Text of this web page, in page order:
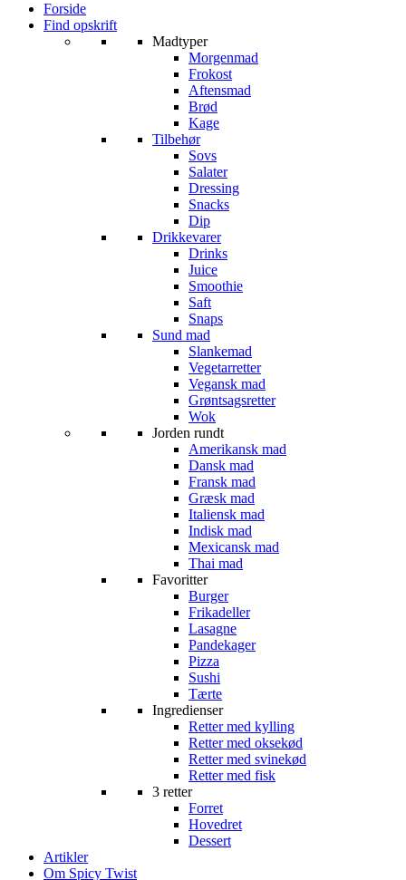
Forside
Find opskrift
Madtyper
Morgenmad
Frokost
Aftensmad
Brød
Kage
Tilbehør
Sovs
Salater
Dressing
Snacks
Dip
Drikkevarer
Drinks
Juice
Smoothie
Saft
Snaps
Sund mad
Slankemad
Vegetarretter
Vegansk mad
Grøntsagsretter
Wok
Jorden rundt
Amerikansk mad
Dansk mad
Fransk mad
Græsk mad
Italiensk mad
Indisk mad
Mexicansk mad
Thai mad
Favoritter
Burger
Frikadeller
Lasagne
Pandekager
Pizza
Sushi
Tærte
Ingredienser
Retter med kylling
Retter med oksekød
Retter med svinekød
Retter med fisk
3 retter
Forret
Hovedret
Dessert
Artikler
Om Spicy Twist